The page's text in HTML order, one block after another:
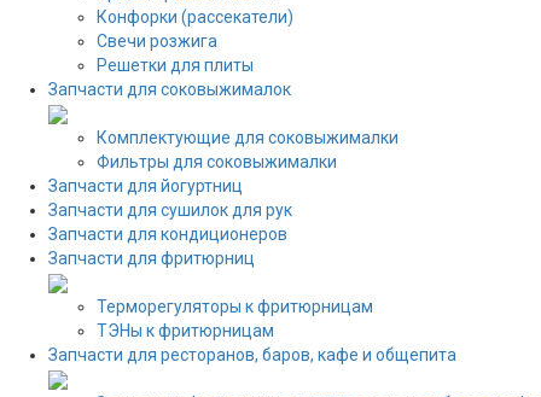
Конфорки (рассекатели)
Свечи розжига
Решетки для плиты
Запчасти для соковыжималок
Комплектующие для соковыжималки
Фильтры для соковыжималки
Запчасти для йогуртниц
Запчасти для сушилок для рук
Запчасти для кондиционеров
Запчасти для фритюрниц
Терморегуляторы к фритюрницам
ТЭНы к фритюрницам
Запчасти для ресторанов, баров, кафе и общепита